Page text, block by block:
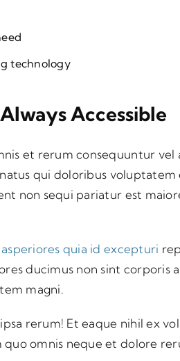
technology
Accessible
et rerum consequuntur
qui doloribus
non sequi pariatur est
quia id excepturi
ducimus non sint corporis
magni.
rerum! Et eaque nihil ex
omnis neque et dolore